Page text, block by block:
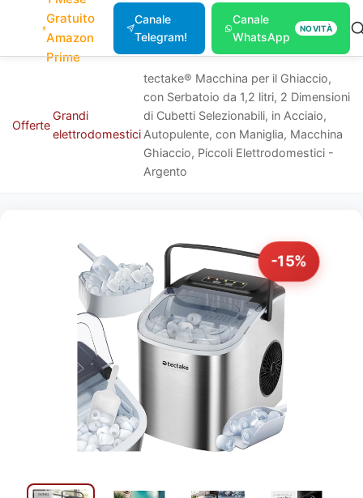
Gratuito
Amazon
Prime
Canale
Telegram!
Canale
WhatsApp
NOVITÀ
Offerte
Grandi
elettrodomestici
tectake® Macchina per il Ghiaccio,
con Serbatoio da 1,2 litri, 2 Dimensioni
di Cubetti Selezionabili, in Acciaio,
Autopulente, con Maniglia, Macchina
Ghiaccio, Piccoli Elettrodomestici -
Argento
-15%